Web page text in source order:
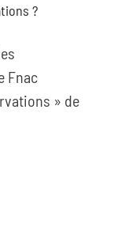
?
Fnac
» de